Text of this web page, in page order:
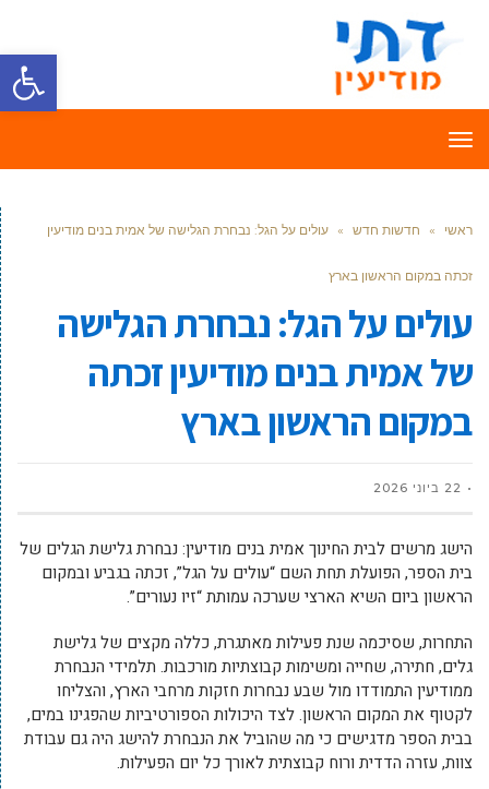
פתח
תפריט
ראשי » חדשות חדש » עולים על הגל: נבחרת הגלישה של אמית בנים מודיעין
זכתה במקום הראשון בארץ
עולים על הגל: נבחרת הגלישה
של אמית בנים מודיעין זכתה
במקום הראשון בארץ
22 ביוני 2026
הישג מרשים לבית החינוך אמית בנים מודיעין: נבחרת גלישת הגלים של
בית הספר, הפועלת תחת השם “עולים על הגל”, זכתה בגביע ובמקום
הראשון ביום השיא הארצי שערכה עמותת “זיו נעורים”.
התחרות, שסיכמה שנת פעילות מאתגרת, כללה מקצים של גלישת
גלים, חתירה, שחייה ומשימות קבוצתיות מורכבות. תלמידי הנבחרת
ממודיעין התמודדו מול שבע נבחרות חזקות מרחבי הארץ, והצליחו
לקטוף את המקום הראשון. לצד היכולות הספורטיביות שהפגינו במים,
בבית הספר מדגישים כי מה שהוביל את הנבחרת להישג היה גם עבודת
צוות, עזרה הדדית ורוח קבוצתית לאורך כל יום הפעילות.